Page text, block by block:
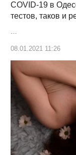
COVID-19 в
тестов, таков и
…
08.01.2021 11:26